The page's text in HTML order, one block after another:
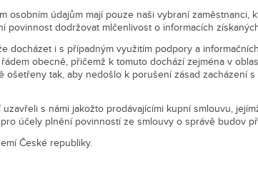
osobním údajům mají pouze naši vybraní
povinnost dodržovat mlčenlivost o informacích
docházet i s případným využitím podpory a
obecně, přičemž k tomuto dochází zejména v
ošetřeny tak, aby nedošlo k porušení zásad zacházení
s námi jakožto prodávajícími kupní smlouvu,
účely plnění povinností ze smlouvy o správě budov
České republiky.